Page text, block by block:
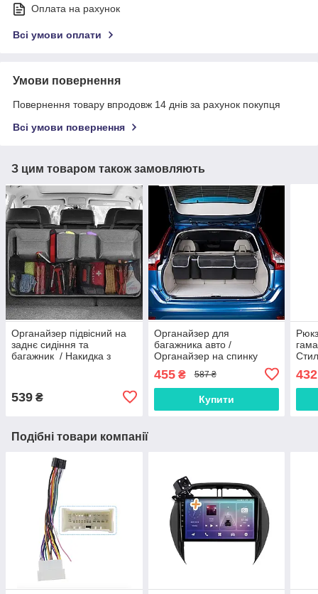
Оплата на рахунок
Всі умови оплати
Умови повернення
Повернення товару впродовж 14 днів за рахунок покупця
Всі умови повернення
З цим товаром також замовляють
Органайзер підвісний на
заднє сидіння та
багажник / Накидка з
539 ₴
Органайзер для
багажника авто /
Органайзер на спинку
Захисна накладка
455₴ 587 ₴
Купити
432
Подібні товари компанії